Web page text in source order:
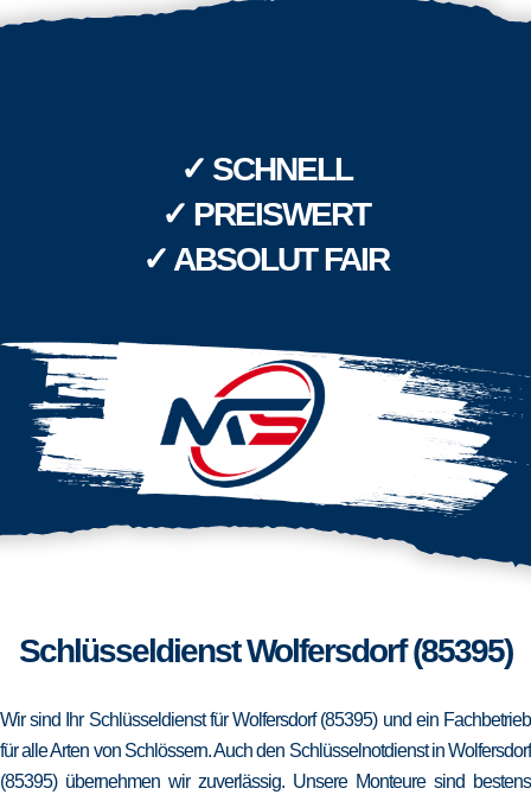
✓ SCHNELL
✓ PREISWERT
✓ ABSOLUT FAIR
Schlüsseldienst Wolfersdorf (85395)
Wir sind Ihr Schlüsseldienst für Wolfersdorf (85395) und ein Fachbetrieb
für alle Arten von Schlössern. Auch den Schlüsselnotdienst in Wolfersdorf
(85395) übernehmen wir zuverlässig. Unsere Monteure sind bestens